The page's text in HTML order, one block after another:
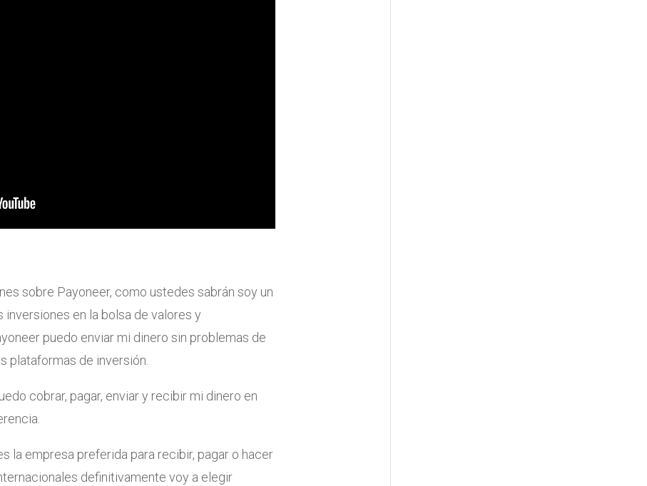
sobre Payoneer, como ustedes sabrán soy un
en la bolsa de valores y
puedo enviar mi dinero sin problemas de
plataformas de inversión.
cobrar, pagar, enviar y recibir mi dinero en
la empresa preferida para recibir, pagar o hacer
definitivamente voy a elegir